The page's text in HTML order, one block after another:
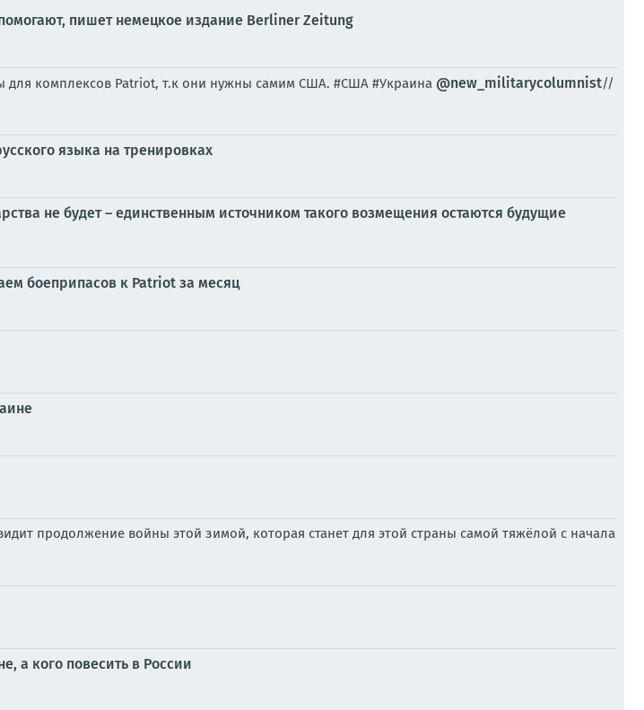
пишет немецкое издание Berliner Zeitung
для комплексов Patriot, т.к они нужны самим США. #США #Украина @new_militarycolumnist//
языка на тренировках
не будет – единственным источником такого возмещения остаются будущие
боеприпасов к Patriot за месяц
продолжение войны этой зимой, которая станет для этой страны самой тяжёлой с начала
а кого повесить в России